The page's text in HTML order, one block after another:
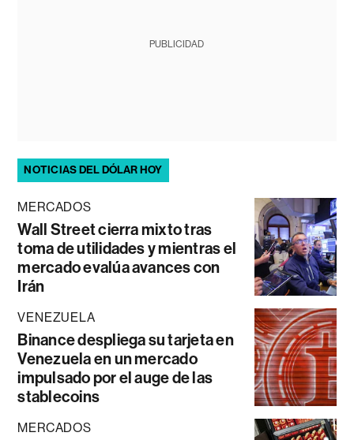
PUBLICIDAD
NOTICIAS DEL DÓLAR HOY
MERCADOS
Wall Street cierra mixto tras
toma de utilidades y mientras el
mercado evalúa avances con
Irán
VENEZUELA
Binance despliega su tarjeta en
Venezuela en un mercado
impulsado por el auge de las
stablecoins
MERCADOS